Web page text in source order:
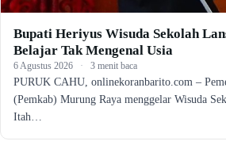
Bupati Heriyus Wisuda Sekolah
Belajar Tak Mengenal Usia
6 Agustus 2026 · 3 menit baca
PURUK CAHU, onlinekoranbarito.com –
(Pemkab) Murung Raya menggelar Wisuda
Itah…